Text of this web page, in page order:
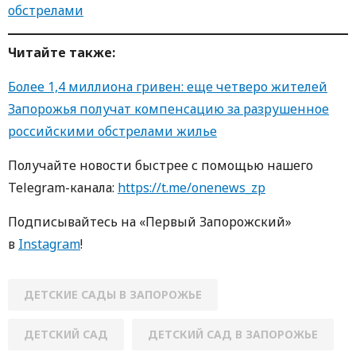
обстрелами
Читайте также:
Более 1,4 миллиона гривен: еще четверо жителей
Запорожья получат компенсацию за разрушенное
российскими обстрелами жилье
Получайте новости быстрее с помощью нашего
Telegram-канала: https://t.me/onenews_zp
Подписывайтесь на «Первый Запорожский»
в Instagram!
ДЕТСКИЕ САДЫ В ЗАПОРОЖЬЕ
ДЕТСКИЙ САД ДЕТСКИЙ САД В ЗАПОРОЖЬЕ